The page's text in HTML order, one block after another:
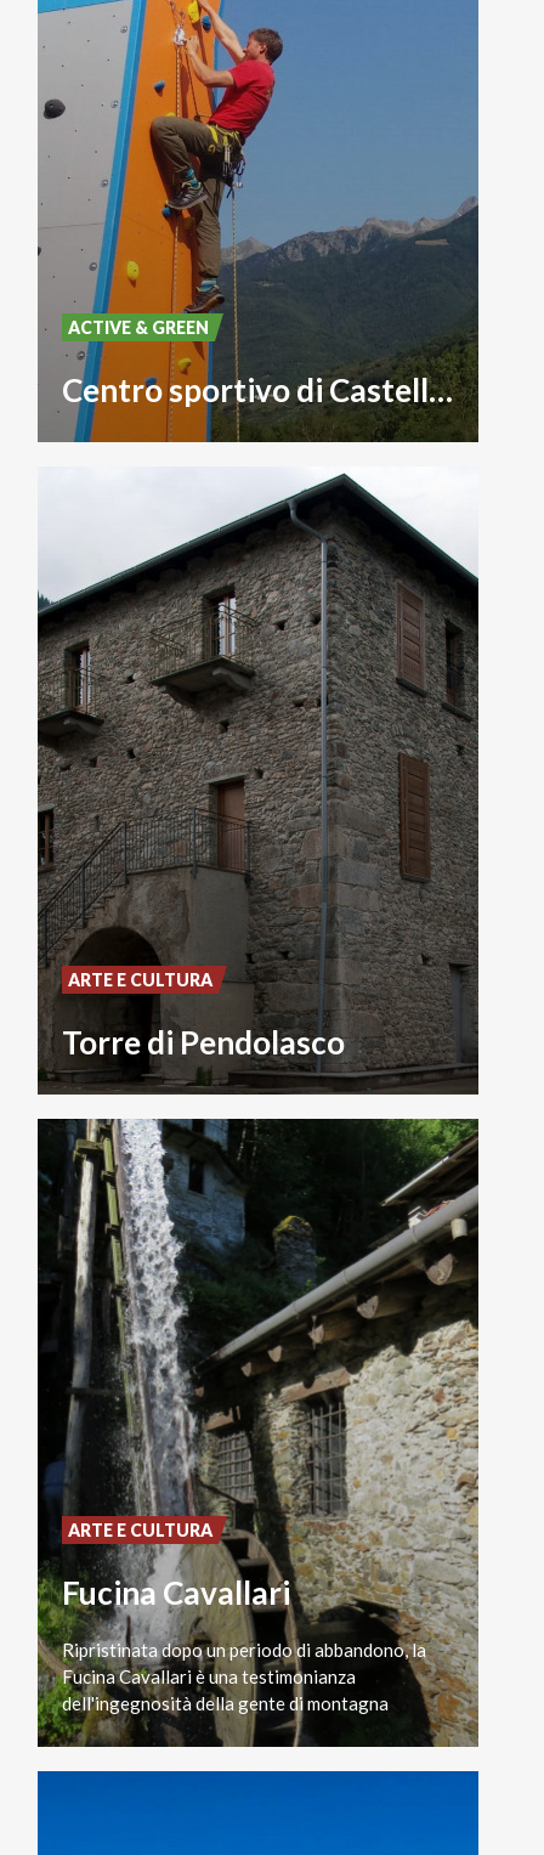
Centro sportivo di Castello dell'Acqua
ACTIVE & GREEN
Torre di Pendolasco
ARTE E CULTURA
Fucina Cavallari
Ripristinata dopo un periodo di abbandono, la
Fucina Cavallari è una testimonianza
dell'ingegnosità della gente di montagna
ARTE E CULTURA